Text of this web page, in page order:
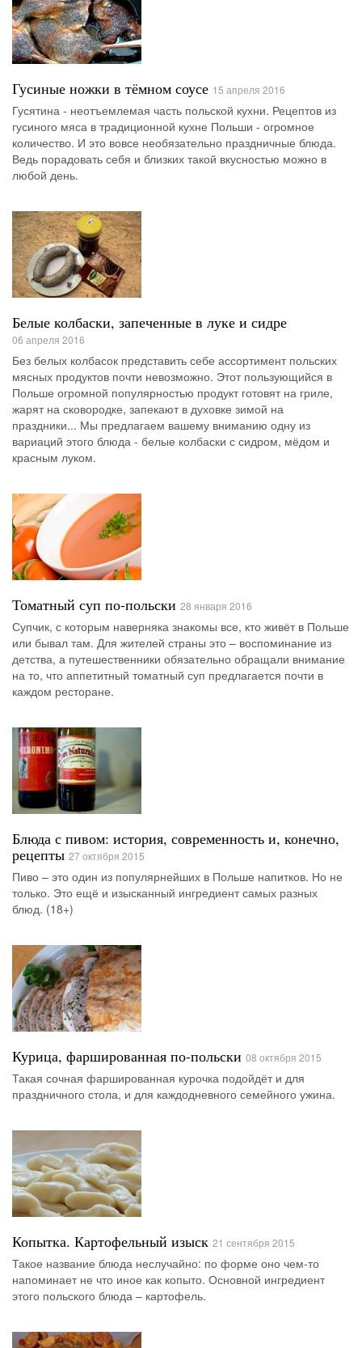
Гусиные ножки в тёмном соусе 15 апреля 2016
Гусятина - неотъемлемая часть польской кухни. Рецептов из
гусиного мяса в традиционной кухне Польши - огромное
количество. И это вовсе необязательно праздничные блюда.
Ведь порадовать себя и близких такой вкусностью можно в
любой день.
Белые колбаски, запеченные в луке и сидре
06 апреля 2016
Без белых колбасок представить себе ассортимент польских
мясных продуктов почти невозможно. Этот пользующийся в
Польше огромной популярностью продукт готовят на гриле,
жарят на сковородке, запекают в духовке зимой на
праздники... Мы предлагаем вашему вниманию одну из
вариаций этого блюда - белые колбаски с сидром, мёдом и
красным луком.
Томатный суп по-польски 28 января 2016
Супчик, с которым наверняка знакомы все, кто живёт в Польше
или бывал там. Для жителей страны это – воспоминание из
детства, а путешественники обязательно обращали внимание
на то, что аппетитный томатный суп предлагается почти в
каждом ресторане.
Блюда с пивом: история, современность и, конечно,
рецепты 27 октября 2015
Пиво – это один из популярнейших в Польше напитков. Но не
только. Это ещё и изысканный ингредиент самых разных
блюд. (18+)
Курица, фаршированная по-польски 08 октября 2015
Такая сочная фаршированная курочка подойдёт и для
праздничного стола, и для каждодневного семейного ужина.
Копытка. Картофельный изыск 21 сентября 2015
Такое название блюда неслучайно: по форме оно чем-то
напоминает не что иное как копыто. Основной ингредиент
этого польского блюда – картофель.